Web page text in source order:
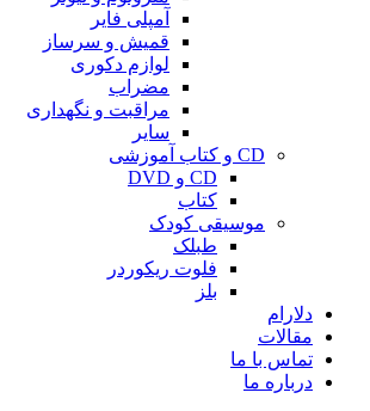
آمپلی فایر
قمیش و سرساز
لوازم دکوری
مضراب
مراقبت و نگهداری
سایر
CD و کتاب آموزشی
CD و DVD
کتاب
موسیقی کودک
طبلک
فلوت ریکوردر
بلز
دلارام
مقالات
تماس با ما
درباره ما